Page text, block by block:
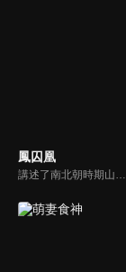
鳳囚凰
講述了南北朝時期山陰公主劉楚玉及門客容止之間發生的一系列權謀愛情故事。